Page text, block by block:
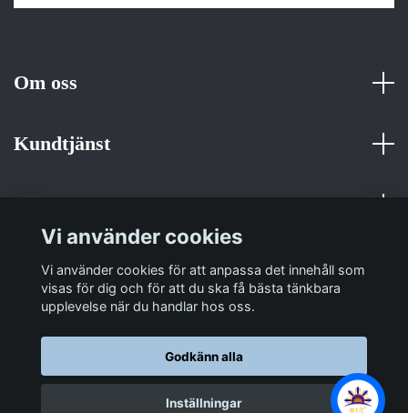
Om oss
Kundtjänst
Sociala medier
© 2026 Sulit Trading
Vi använder cookies
Vi använder cookies för att anpassa det innehåll som
visas för dig och för att du ska få bästa tänkbara
upplevelse när du handlar hos oss.
Godkänn alla
Inställningar